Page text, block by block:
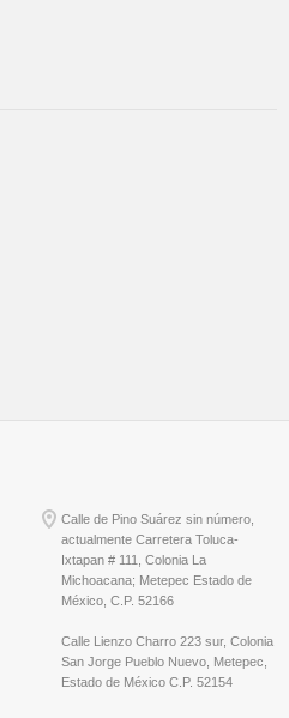
Calle de Pino Suárez sin número,
actualmente Carretera Toluca-
Ixtapan # 111, Colonia La
Michoacana; Metepec Estado de
México, C.P. 52166
Calle Lienzo Charro 223 sur, Colonia
San Jorge Pueblo Nuevo, Metepec,
Estado de México C.P. 52154